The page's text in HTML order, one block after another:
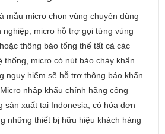
mẫu micro chọn vùng chuyên dùng
nghiệp, micro hỗ trợ gọi từng vùng
thông báo tổng thể tất cả các
thống, micro có nút báo cháy khẩn
nguy hiểm sẽ hỗ trợ thông báo khẩn
nhập khẩu chính hãng công
sản xuất tại Indonesia, có hóa đơn
những thiết bị hữu hiệu khách hàng